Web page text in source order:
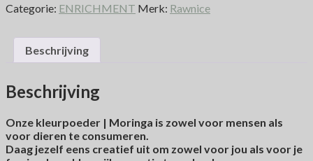
Categorie: ENRICHMENT Merk: Rawnice
Beschrijving
Beschrijving
Onze kleurpoeder | Moringa is zowel voor mensen als
voor dieren te consumeren.
Daag jezelf eens creatief uit om zowel voor jou als voor je